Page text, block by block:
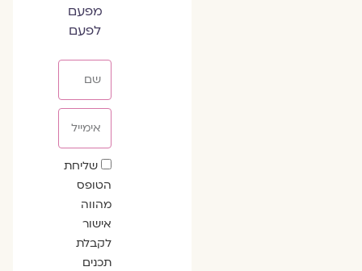
מפעם
לפעם
שדה
הסכמה
שליחת
הטופס
מהווה
אישור
לקבלת
תכנים